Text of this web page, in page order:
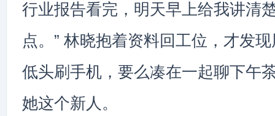
行业报告看完，明天早上给我讲清
点。” 林晓抱着资料回工位，才发
低头刷手机，要么凑在一起聊下午
她这个新人。